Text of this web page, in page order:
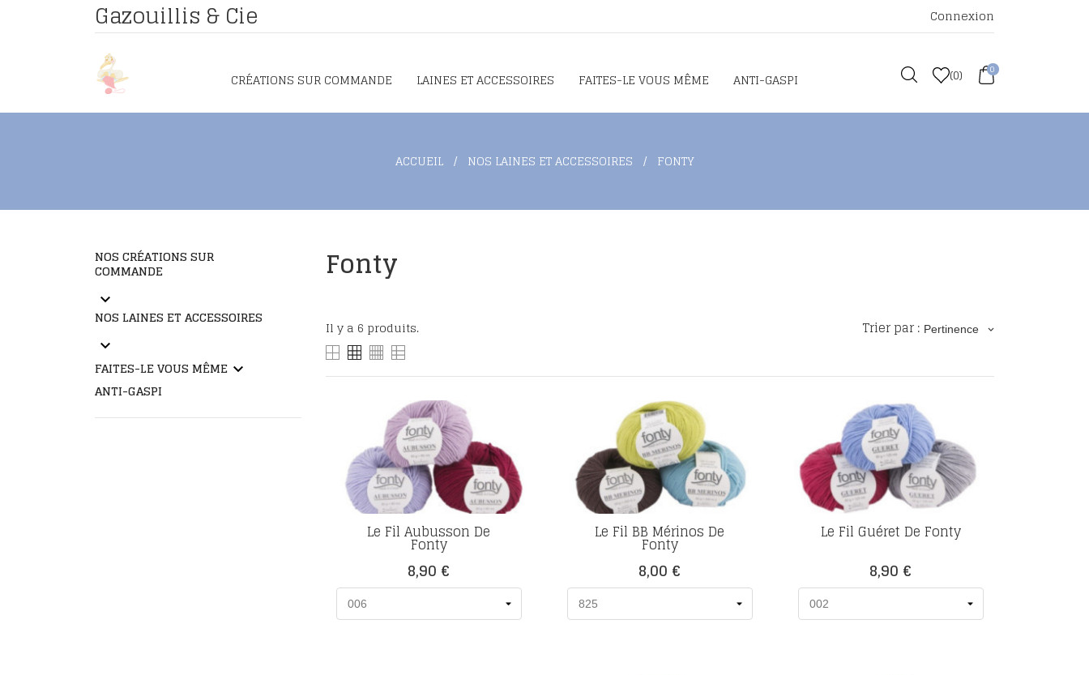
Gazouillis & Cie Connexion
CRÉATIONS SUR COMMANDE LAINES ET ACCESSOIRES FAITES-LE VOUS MÊME ANTI-GASPI (0) 0
ACCUEIL NOS LAINES ET ACCESSOIRES FONTY
NOS CRÉATIONS SUR
COMMANDE
keyboard_arrow_down
NOS LAINES ET ACCESSOIRES
keyboard_arrow_down
FAITES-LE VOUS MÊME keyboard_arrow_down
ANTI-GASPI
Fonty
Il y a 6 produits. Trier par : Pertinence keyboard_arrow_down
Le Fil Aubusson De
Fonty
Prix
8,90 €
Le Fil BB Mérinos De
Fonty
Prix
8,00 €
Le Fil Guéret De Fonty
Prix
8,90 €